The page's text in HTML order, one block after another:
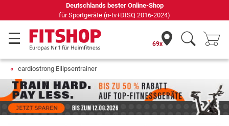
Seit 42 Jahren Ihr Experte für Heimfitness
69x
cardiostrong Ellipsentrainer